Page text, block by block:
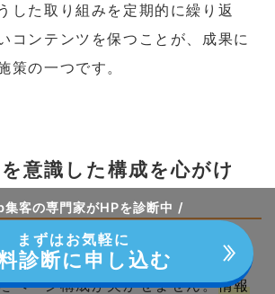
した取り組みを定期的に繰り返
コンテンツを保つことが、成果に
策の一つです。
意識した構成を心がけ
トで訪問者数を増やすには、読み
ページ構成が欠かせません。情報
客の専門家がHPを診断中 /
まずはお気軽に
診断に申し込む